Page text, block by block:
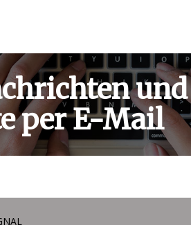
und
per E-Mail